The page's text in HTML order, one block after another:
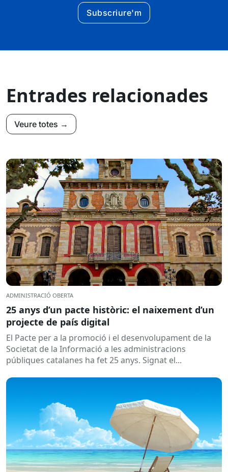
Subscriure'm
Entrades relacionades
Veure totes →
ADMINISTRACIÓ OBERTA
25 anys d’un pacte històric: el naixement d’un
projecte de país digital
El Pacte per a la promoció i el desenvolupament de la
Societat de la Informació a les administracions
públiques catalanes ha fet 25 anys. Signat el...